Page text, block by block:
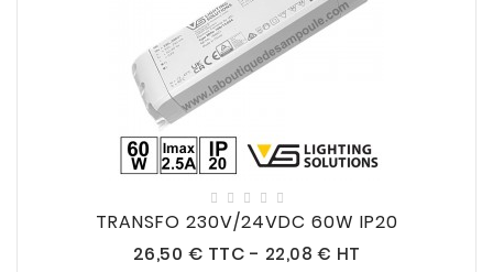
TRANSFO 230V/24VDC 60W IP20
26,50 € Prix
TTC - 22,08 € HT